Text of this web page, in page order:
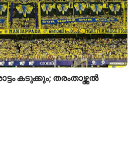
കടുക്കും; തരംതാഴ്ത്തൽ